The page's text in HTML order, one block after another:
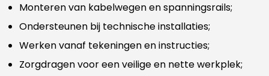
Monteren van kabelwegen en spanningsrails;
Ondersteunen bij technische installaties;
Werken vanaf tekeningen en instructies;
Zorgdragen voor een veilige en nette werkplek;